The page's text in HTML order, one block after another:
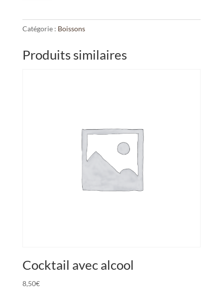
Tradition
Catégorie : Boissons
Produits similaires
Cocktail avec alcool
8,50€